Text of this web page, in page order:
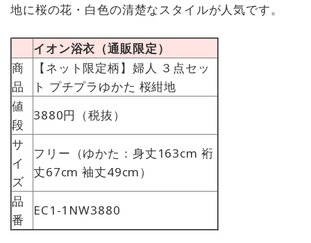
地に桜の花・白色の清楚なスタイルが人気です。
イオン浴衣（通販限定）
商
品
【ネット限定柄】婦人 ３点セッ
ト プチプラゆかた 桜紺地
値
段
3880円（税抜）
サ
イ
ズ
フリー（ゆかた：身丈163cm 裄
丈67cm 袖丈49cm）
品
番
EC1-1NW3880